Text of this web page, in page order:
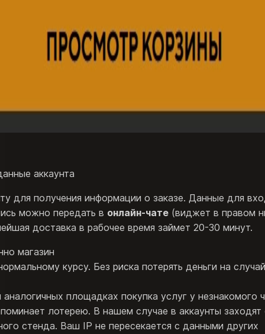
аккаунта
для получения информации о заказе. Данные для
можно передать в онлайн-чате (виджет в правом
доставка в рабочее время займет 20-30 минут.
магазин
курсу. Без риска потерять деньги на
площадках покупка услуг у незнакомого
лотерею. В нашем случае в аккаунты заходят
стенда. Ваш IP не пересекается с данными других